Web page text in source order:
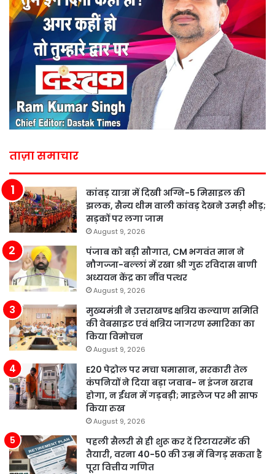
ताज़ा समाचार
कांवड़ यात्रा में दिखी अग्नि-5 मिसाइल की
झलक, सैन्य थीम वाली कांवड़ देखने उमड़ी भीड़;
सड़कों पर लगा जाम
August 9, 2026
पंजाब को बड़ी सौगात, CM भगवंत मान ने
नौगज्जा-बल्लां में रखा श्री गुरु रविदास बाणी
अध्ययन केंद्र का नींव पत्थर
August 9, 2026
मुख्यमंत्री ने उत्तराखण्ड क्षत्रिय कल्याण समिति
की वेबसाइट एवं क्षत्रिय जागरण स्मारिका का
किया विमोचन
August 9, 2026
E20 पेट्रोल पर मचा घमासान, सरकारी तेल
कंपनियों ने दिया बड़ा जवाब- न इंजन खराब
होगा, न ईंधन में गड़बड़ी; माइलेज पर भी साफ
किया रुख
August 9, 2026
पहली सैलरी से ही शुरू कर दें रिटायरमेंट की
तैयारी, वरना 40-50 की उम्र में बिगड़ सकता है
पूरा वित्तीय गणित